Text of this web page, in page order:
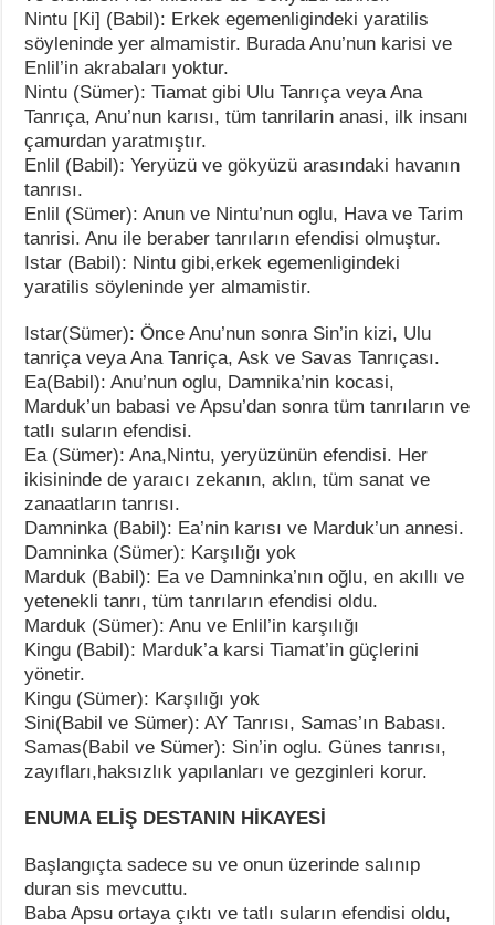
Nintu [Ki] (Babil): Erkek egemenligindeki yaratilis
söyleninde yer almamistir. Burada Anu’nun karisi ve
Enlil’in akrabaları yoktur.
Nintu (Sümer): Tiamat gibi Ulu Tanrıça veya Ana
Tanrıça, Anu’nun karısı, tüm tanrilarin anasi, ilk insanı
çamurdan yaratmıştır.
Enlil (Babil): Yeryüzü ve gökyüzü arasındaki havanın
tanrısı.
Enlil (Sümer): Anun ve Nintu’nun oglu, Hava ve Tarim
tanrisi. Anu ile beraber tanrıların efendisi olmuştur.
Istar (Babil): Nintu gibi,erkek egemenligindeki
yaratilis söyleninde yer almamistir.
Istar(Sümer): Önce Anu’nun sonra Sin’in kizi, Ulu
tanriça veya Ana Tanriça, Ask ve Savas Tanrıçası.
Ea(Babil): Anu’nun oglu, Damnika’nin kocasi,
Marduk’un babasi ve Apsu’dan sonra tüm tanrıların ve
tatlı suların efendisi.
Ea (Sümer): Ana,Nintu, yeryüzünün efendisi. Her
ikisininde de yaraıcı zekanın, aklın, tüm sanat ve
zanaatların tanrısı.
Damninka (Babil): Ea’nin karısı ve Marduk’un annesi.
Damninka (Sümer): Karşılığı yok
Marduk (Babil): Ea ve Damninka’nın oğlu, en akıllı ve
yetenekli tanrı, tüm tanrıların efendisi oldu.
Marduk (Sümer): Anu ve Enlil’in karşılığı
Kingu (Babil): Marduk’a karsi Tiamat’in güçlerini
yönetir.
Kingu (Sümer): Karşılığı yok
Sini(Babil ve Sümer): AY Tanrısı, Samas’ın Babası.
Samas(Babil ve Sümer): Sin’in oglu. Günes tanrısı,
zayıfları,haksızlık yapılanları ve gezginleri korur.
ENUMA ELİŞ DESTANIN HİKAYESİ
Başlangıçta sadece su ve onun üzerinde salınıp
duran sis mevcuttu.
Baba Apsu ortaya çıktı ve tatlı suların efendisi oldu,